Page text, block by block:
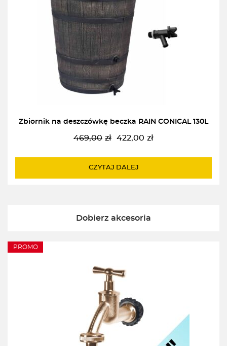
Zbiornik na deszczówkę beczka RAIN CONICAL 130L
469,00 zł
Pierwotna
wynosiła:
422,00 zł
Aktualna
wynosi:
CZYTAJ DALEJ
Dobierz akcesoria
PROMO